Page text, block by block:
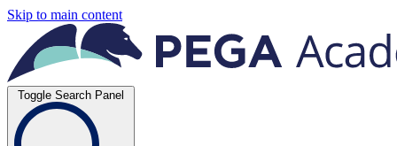
Skip to main content
Toggle Search Panel